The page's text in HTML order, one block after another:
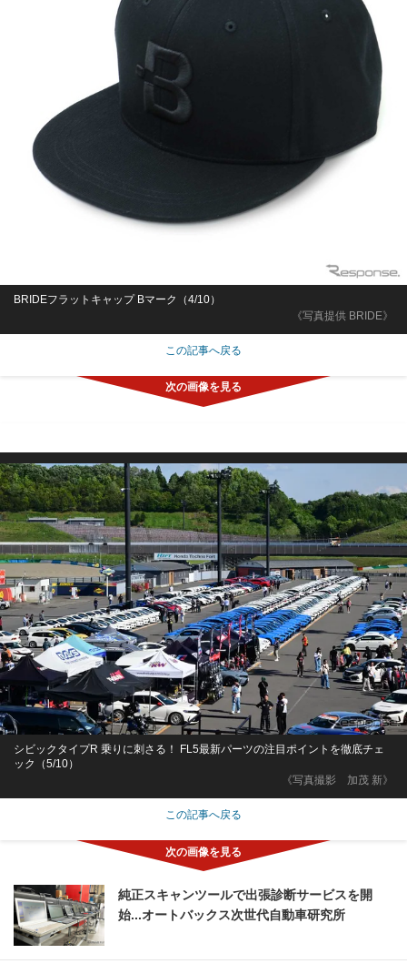
《写真提供 BRIDE》
BRIDEフラットキャップ Bマーク（4/10）
この記事へ戻る
《写真撮影 加茂 新》
シビックタイプR 乗りに刺さる！ FL5最新パーツの注目ポイントを徹底チェ
ック（5/10）
この記事へ戻る
純正スキャンツールで出張診断サービスを開
始...オートバックス次世代自動車研究所